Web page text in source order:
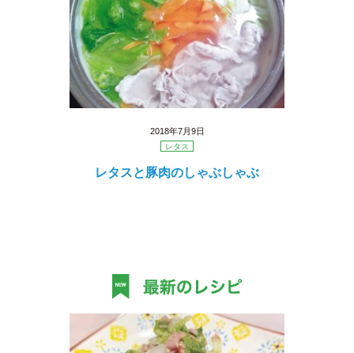
2018年7月9日
レタス
レタスと豚肉のしゃぶしゃぶ